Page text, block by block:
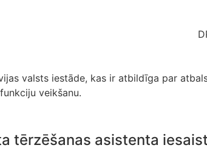
valsts iestāde, kas ir atbildīga par
veikšanu.
tērzēšanas asistenta